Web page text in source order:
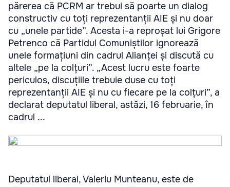
părerea că PCRM ar trebui să poarte un dialog
constructiv cu toți reprezentanții AIE și nu doar
cu „unele partide”. Acesta i-a reproșat lui Grigore
Petrenco că Partidul Comuniștilor ignorează
unele formațiuni din cadrul Alianței și discută cu
altele „pe la colțuri”. „Acest lucru este foarte
periculos, discuțiile trebuie duse cu toți
reprezentanții AIE și nu cu fiecare pe la colțuri”, a
declarat deputatul liberal, astăzi, 16 februarie, în
cadrul ...
Deputatul liberal, Valeriu Munteanu, este de